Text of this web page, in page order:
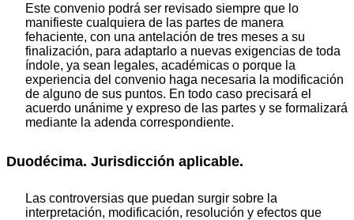
Este convenio podrá ser revisado siempre que lo
manifieste cualquiera de las partes de manera
fehaciente, con una antelación de tres meses a su
finalización, para adaptarlo a nuevas exigencias de toda
índole, ya sean legales, académicas o porque la
experiencia del convenio haga necesaria la modificación
de alguno de sus puntos. En todo caso precisará el
acuerdo unánime y expreso de las partes y se formalizará
mediante la adenda correspondiente.
Duodécima. Jurisdicción aplicable.
Las controversias que puedan surgir sobre la
interpretación, modificación, resolución y efectos que